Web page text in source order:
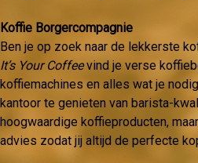
Koffie Borgercompagnie
Ben je op zoek naar de lekkerste
It’s Your Coffeevind je verse
koffiemachines en alles wat je
kantoor te genieten van barista-
hoogwaardige koffieproducten,
advies zodat jij altijd de perfecte